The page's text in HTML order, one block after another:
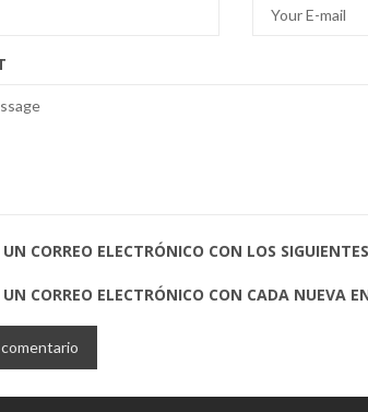
UN CORREO ELECTRÓNICO CON LOS
UN CORREO ELECTRÓNICO CON CADA NUEVA